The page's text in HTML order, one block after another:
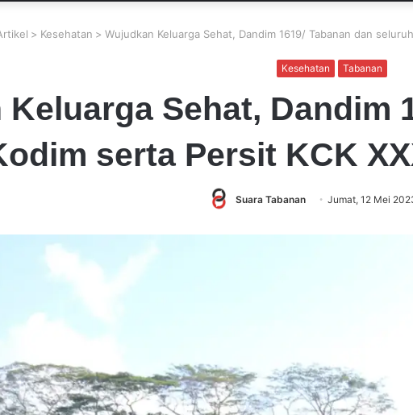
> Kesehatan > Wujudkan Keluarga Sehat, Dandim 1619/ Tabanan dan
Kesehatan Tabanan
Sehat, Dandim
serta Persit KCK
Suara Tabanan Jumat, 12 Mei